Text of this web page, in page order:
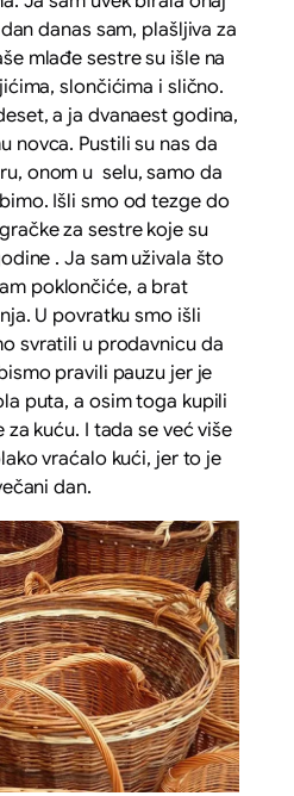
danas sam, plašljiva za
mlađe sestre su išle na
slončićima i slično.
a ja dvanaest godina,
novca. Pustili su nas da
onom u selu, samo da
Išli smo od tezge do
za sestre koje su
. Ja sam uživala što
poklončiće, a brat
U povratku smo išli
svratili u prodavnicu da
pravili pauzu jer je
puta, a osim toga kupili
kuću. I tada se već više
vraćalo kući, jer to je
dan.